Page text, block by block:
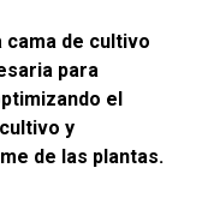
cama de cultivo
para
el
y
de las plantas.